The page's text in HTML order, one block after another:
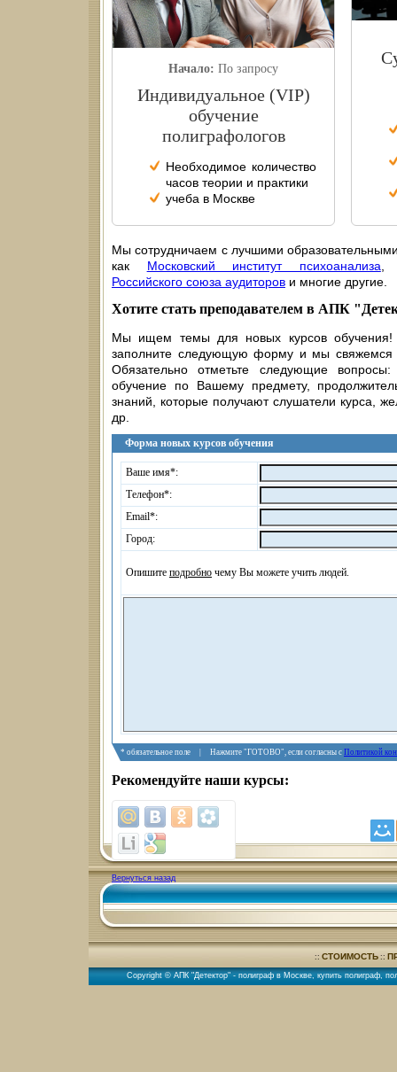
Начало: По запросу
Индивидуальное (VIP)
обучение
полиграфологов
Необходимое количество
часов теории и практики
учеба в Москве
Мы сотрудничаем с лучшими
как Московский институт психоанализа
Российского союза аудиторов и многие другие.
Хотите стать преподавателем в АПК
Мы ищем темы для новых курсов обучения!
заполните следующую форму и мы свяжемся
Обязательно отметьте следующие
обучение по Вашему предмету,
знаний, которые получают слушатели курса,
др.
Форма новых курсов обучения
Ваше имя*:
Телефон*:
Email*:
Город:
Опишите подробно чему Вы можете учить людей.
* обязательное поле | Нажмите "ГОТОВО", если согласны с Политикой
Рекомендуйте наши курсы:
Вернуться назад
:: СТОИМОСТЬ::
Copyright © АПК "Детектор" - полиграф в Москве, купить полиграф,